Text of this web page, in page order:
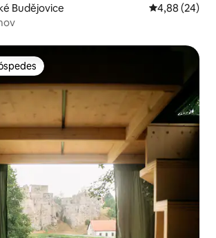
Budějovice 4,88 de uma
4,88 (24)